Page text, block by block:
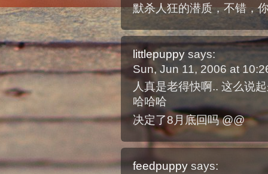
默杀人狂的潜质，不错，
littlepuppy says:
Sun, Jun 11, 2006 at
人真是老得快啊.. 这么说
哈哈哈
决定了8月底回吗 @@
feedpuppy says: